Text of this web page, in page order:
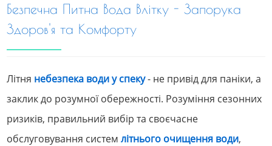
Безпечна Питна Вода Влітку - Запорука
Здоров'я та Комфорту
Літня небезпека води у спеку- не привід для паніки, а
заклик до розумної обережності. Розуміння сезонних
ризиків, правильний вибір та своєчасне
обслуговування системлітнього очищення води,